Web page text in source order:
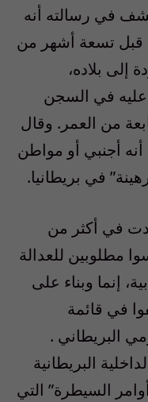
في رسالته أنه
قبل تسعة أشهر من
إلى بلاده،
عليه في السجن
من العمر. وقال
أجنبي أو مواطن
في بريطانيا.
في أكثر من
أن الأشخاص الـ 17 ليسوا مطلوبين للعدالة
إنما وبناء على
في قائمة
البريطاني .
البريطانية
السيطرة” التي